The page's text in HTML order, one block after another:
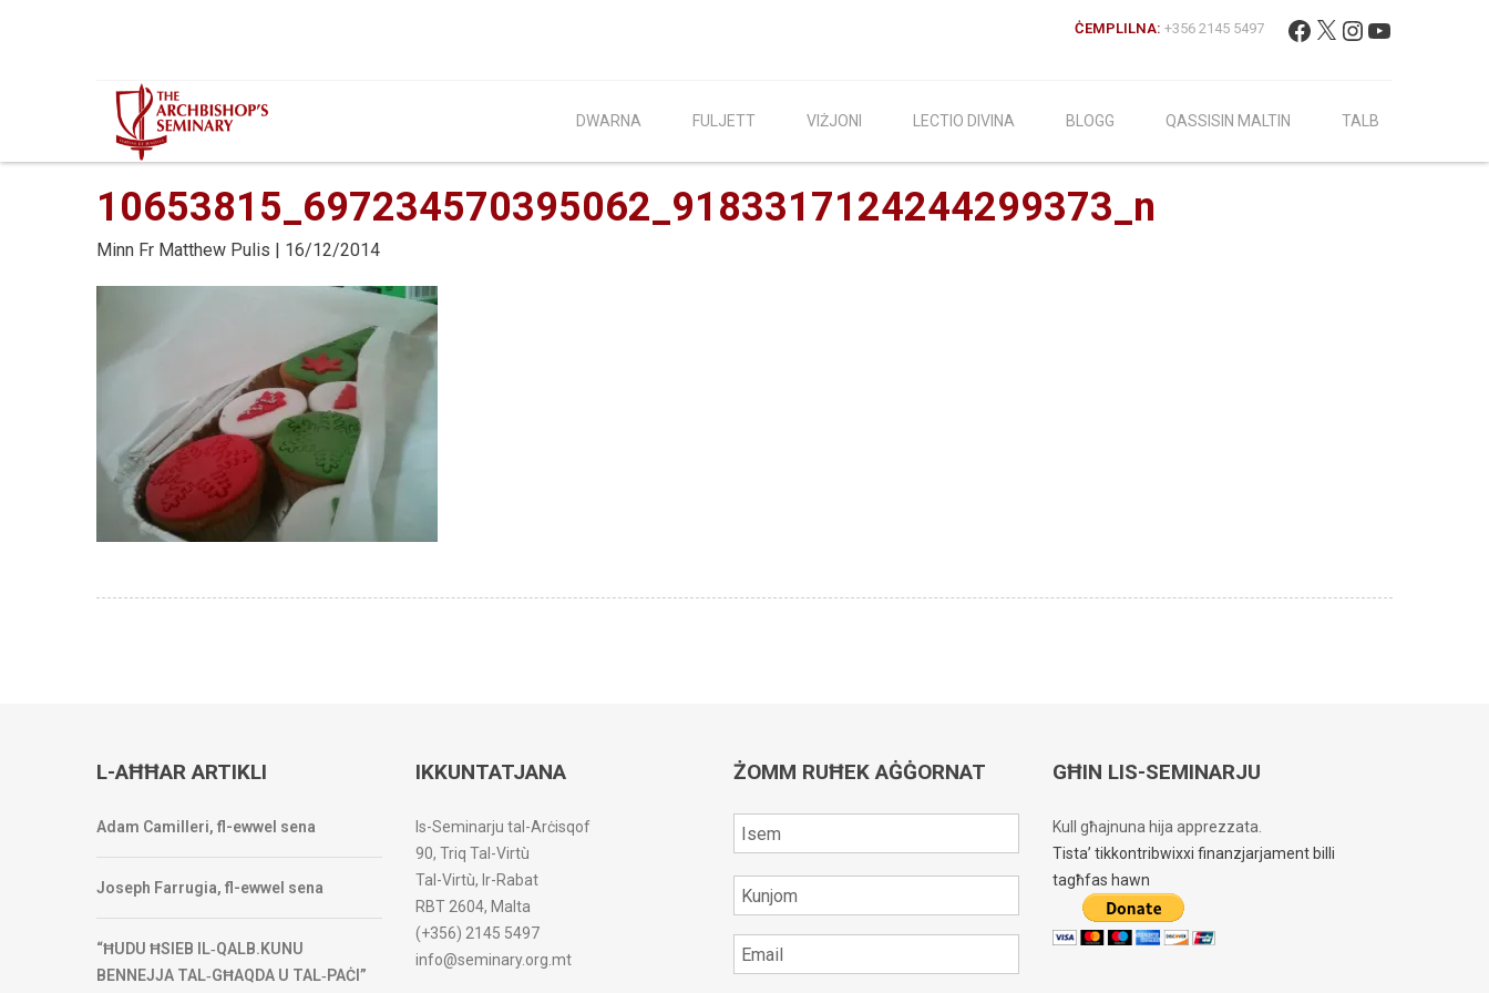
Fittex: Facebook
X Instagram
YouTube
ĊEMPLILNA: +356 2145 5497
DWARNA FULJETT VIŻJONI LECTIO DIVINA BLOGG QASSISIN MALTIN TALB
10653815_697234570395062_9183317124244299373_n
Minn Fr Matthew Pulis | 16/12/2014
L-AĦĦAR ARTIKLI
Adam Camilleri, fl-ewwel sena
Joseph Farrugia, fl-ewwel sena
“ĦUDU ĦSIEB IL‑QALB.KUNU
BENNEJJA TAL‑GĦAQDA U TAL‑PAĊI”
IKKUNTATJANA
Is-Seminarju tal-Arċisqof
90, Triq Tal-Virtù
Tal-Virtù, Ir-Rabat
RBT 2604, Malta
(+356) 2145 5497
info@seminary.org.mt
ŻOMM RUĦEK AĠĠORNAT GĦIN LIS-SEMINARJU
Kull għajnuna hija apprezzata.
Tista’ tikkontribwixxi finanzjarjament billi
tagħfas hawn